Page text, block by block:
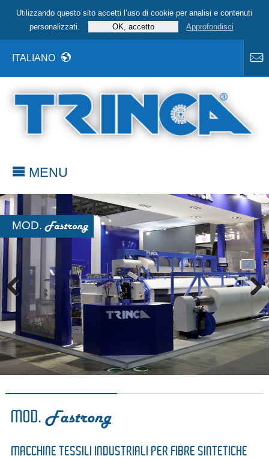
Utilizzando questo sito accetti l’uso di cookie per analisi e contenuti
personalizzati.
Approfondisci
ITALIANO
MENU
MOD.Fastrong
Previous Next
MOD.Fastrong
MACCHINE TESSILI INDUSTRIALI PER FIBRE SINTETICHE